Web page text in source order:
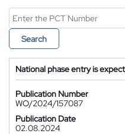
Search
National phase entry is
Publication Number
WO/2024/157087
Publication Date
02.08.2024